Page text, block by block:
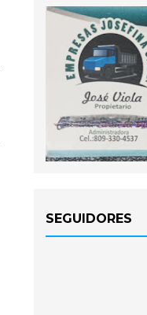
SEGUIDORES